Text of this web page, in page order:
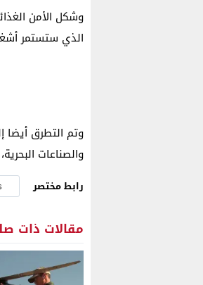
وشكل الأمن
الذي ستستمر أشغاله
وتم التطرق أيضا
والصناعات
رابط مختصر
مقالات ذات